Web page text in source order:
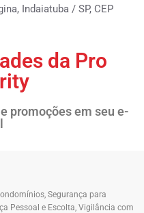
Indaiatuba / SP, CEP
da Pro
promoções em seu e-
Segurança para
Pessoal e Escolta Vigilância com